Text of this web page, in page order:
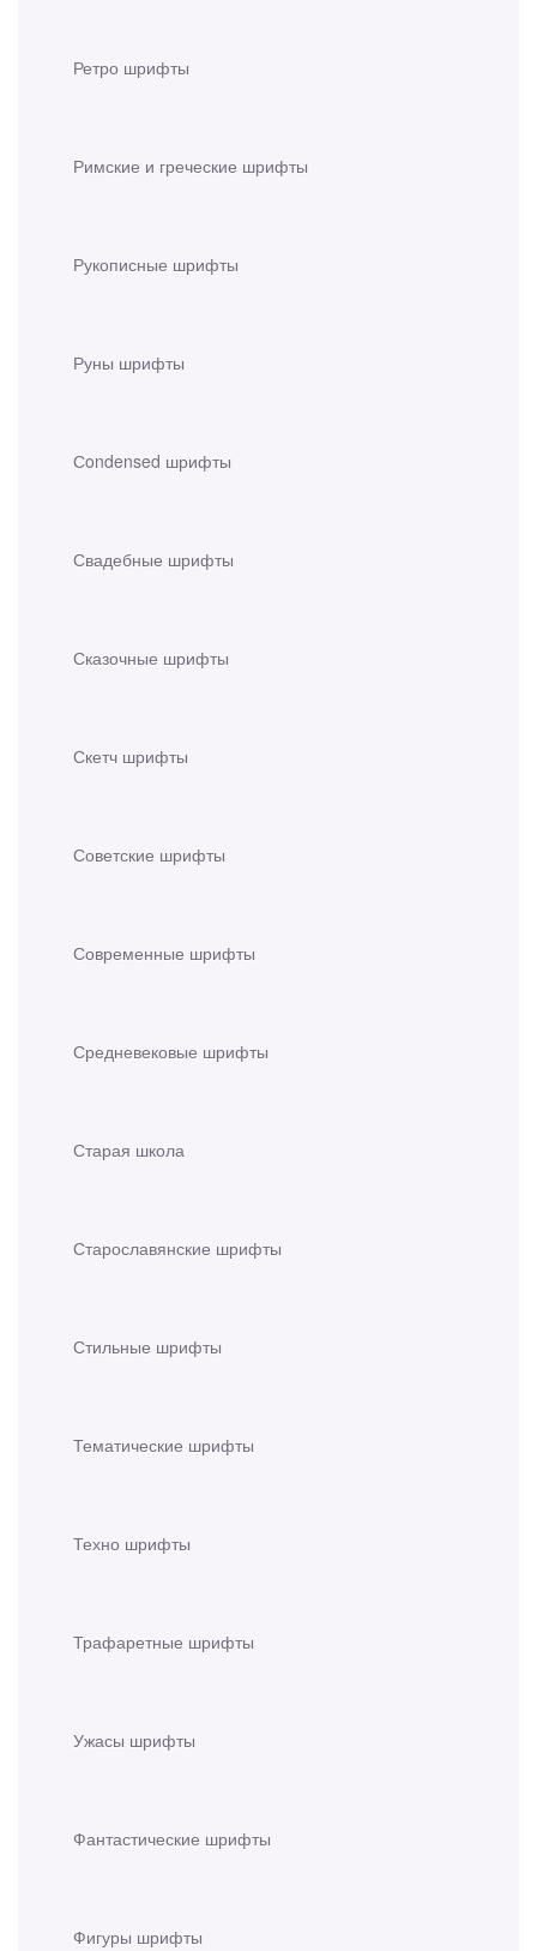
Ретро шрифты
Римские и греческие шрифты
Рукописные шрифты
Руны шрифты
Сondensed шрифты
Свадебные шрифты
Сказочные шрифты
Скетч шрифты
Советские шрифты
Современные шрифты
Средневековые шрифты
Старая школа
Старославянские шрифты
Стильные шрифты
Тематические шрифты
Техно шрифты
Трафаретные шрифты
Ужасы шрифты
Фантастические шрифты
Фигуры шрифты